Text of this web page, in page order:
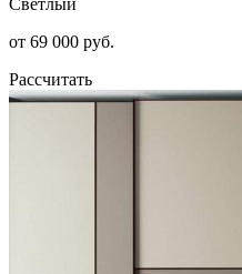
от 69 000 руб.
Рассчитать